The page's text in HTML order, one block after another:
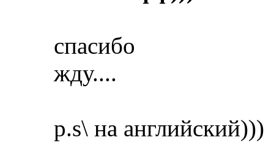
спасибо
жду....
p.s\ на английский)))